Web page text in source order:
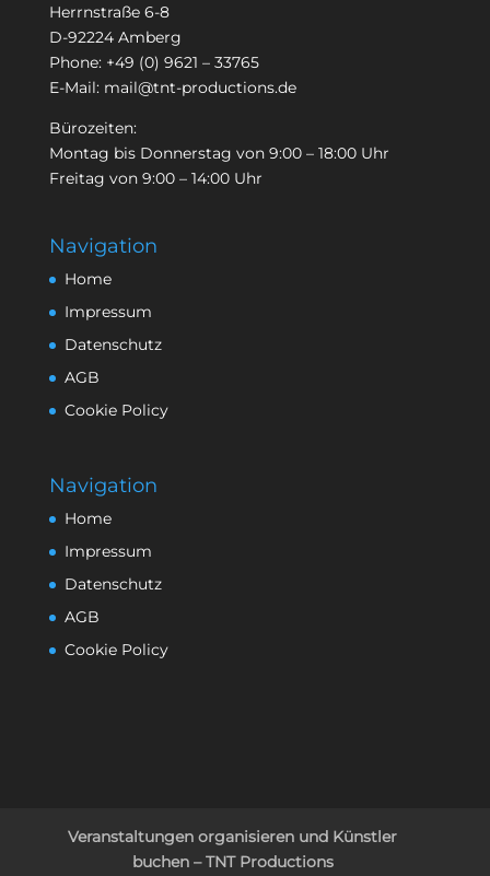
Herrnstraße 6-8
D-92224 Amberg
Phone: +49 (0) 9621 – 33765
E-Mail: mail@tnt-productions.de
Bürozeiten:
Montag bis Donnerstag von 9:00 – 18:00 Uhr
Freitag von 9:00 – 14:00 Uhr
Navigation
Home
Impressum
Datenschutz
AGB
Cookie Policy
Navigation
Home
Impressum
Datenschutz
AGB
Cookie Policy
Veranstaltungen organisieren und Künstler
buchen – TNT Productions